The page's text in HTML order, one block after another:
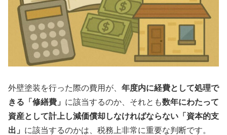
外壁塗装を行った際の費用が、 年度内に経費として処理で
きる「修繕費」 に該当するのか、それとも数年にわたって
資産として計上し減価償却しなければならない「資本的支
出」 に該当するのかは、税務上非常に重要な判断です。